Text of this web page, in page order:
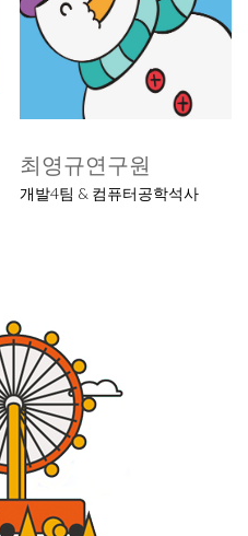
최영규연구원
개발4팀 & 컴퓨터공학석사